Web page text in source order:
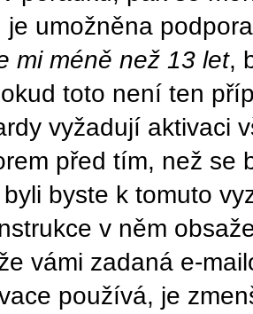
umožněna
mi méně než 13 let,
toto není ten
vyžadují aktivaci
před tím, než se
byste k tomuto
v něm
vámi zadaná e-
používá, je